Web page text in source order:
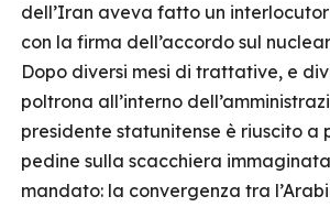
dell’Iran aveva fatto un
con la firma dell’accordo sul
Dopo diversi mesi di trattative, e
poltrona all’interno
presidente statunitense è riuscito a
pedine sulla scacchiera
mandato: la convergenza tra